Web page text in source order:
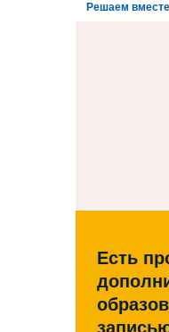
Решаем вместе
Есть